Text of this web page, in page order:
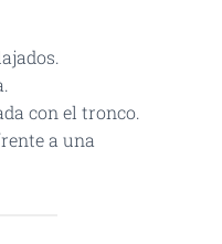
con el tronco.
a una